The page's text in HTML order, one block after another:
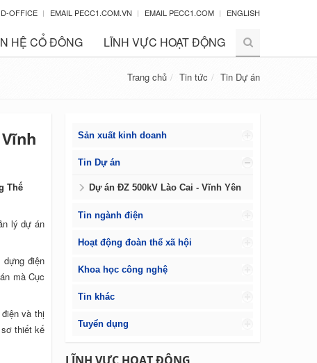
D-OFFICE EMAIL PECC1.COM.VN EMAIL PECC1.COM ENGLISH
HỆ CỔ ĐÔNG LĨNH VỰC HOẠT ĐỘNG
Trang chủ Tin tức Tin Dự án
Thế
lý dự án
điện
mà Cục
và thị
thiết kế
Sản xuất kinh doanh
Tin Dự án
Dự án ĐZ 500kV Lào Cai - Vĩnh Yên
Tin ngành điện
Hoạt động đoàn thể xã hội
Khoa học công nghệ
Tin khác
Tuyển dụng